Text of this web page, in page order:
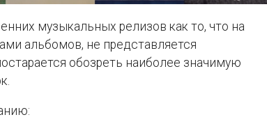
альбомов, не представляется
обозреть наиболее значимую